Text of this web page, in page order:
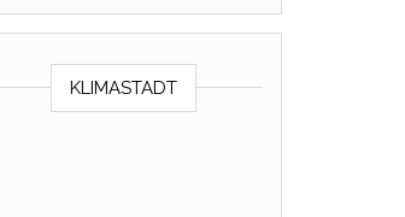
KLIMASTADT